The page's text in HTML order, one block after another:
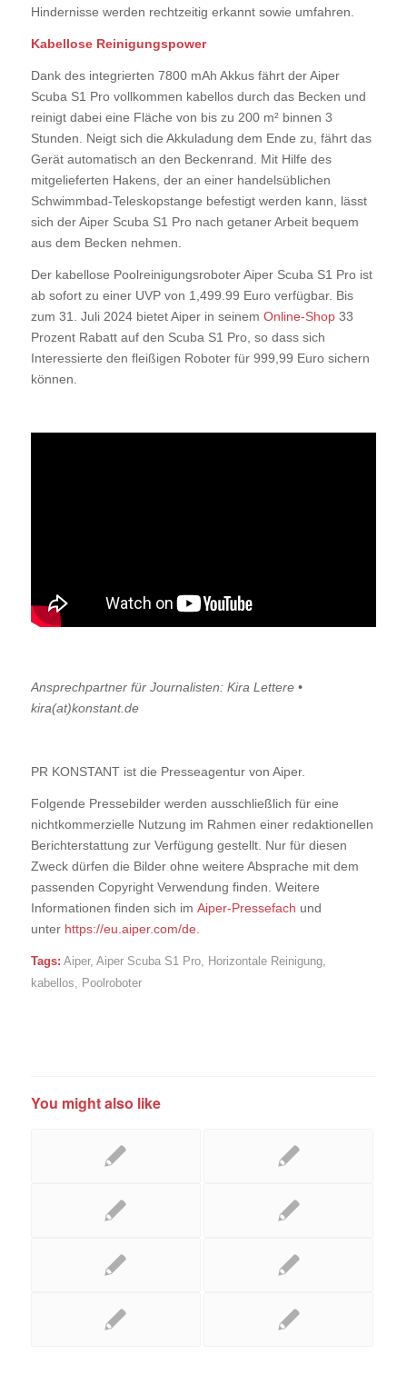
Hindernisse werden rechtzeitig erkannt sowie umfahren.
Kabellose Reinigungspower
Dank des integrierten 7800 mAh Akkus fährt der Aiper
Scuba S1 Pro vollkommen kabellos durch das Becken und
reinigt dabei eine Fläche von bis zu 200 m² binnen 3
Stunden. Neigt sich die Akkuladung dem Ende zu, fährt das
Gerät automatisch an den Beckenrand. Mit Hilfe des
mitgelieferten Hakens, der an einer handelsüblichen
Schwimmbad-Teleskopstange befestigt werden kann, lässt
sich der Aiper Scuba S1 Pro nach getaner Arbeit bequem
aus dem Becken nehmen.
Der kabellose Poolreinigungsroboter Aiper Scuba S1 Pro ist
ab sofort zu einer UVP von 1,499.99 Euro verfügbar. Bis
zum 31. Juli 2024 bietet Aiper in seinem Online-Shop33
Prozent Rabatt auf den Scuba S1 Pro, so dass sich
Interessierte den fleißigen Roboter für 999,99 Euro sichern
können.
Ansprechpartner für Journalisten: Kira Lettere •
kira(at)konstant.de
PR KONSTANT ist die Presseagentur von Aiper.
Folgende Pressebilder werden ausschließlich für eine
nichtkommerzielle Nutzung im Rahmen einer redaktionellen
Berichterstattung zur Verfügung gestellt. Nur für diesen
Zweck dürfen die Bilder ohne weitere Absprache mit dem
passenden Copyright Verwendung finden. Weitere
Informationen finden sich im Aiper-Pressefach und
unter https://eu.aiper.com/de.
Tags: Aiper, Aiper Scuba S1 Pro, Horizontale Reinigung,
kabellos
Poolroboter
You might also like